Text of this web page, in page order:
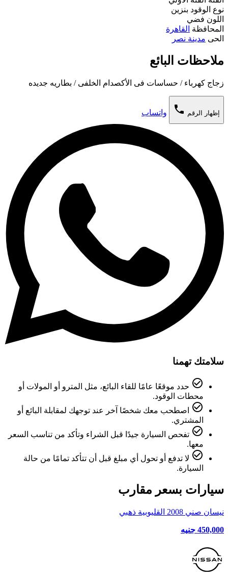
نوع الوقود بنزين
اللون فضي
المحافظة القاهرة
الحى مدينة نصر
ملاحظات البائع
زجاج كهرباء / حساسات فى الأكصدام الخلفى / بطاريه جديده
إظهار الرقم phone واتساب
سلامتك تهمنا
check_circle_outline حدد موقعًا عامًا للقاء البائع، مثل المترو أو المولات أو
محطات الوقود.
check_circle_outline
اصطحب معك شخصًا آخر عند توجهك لمقابلة البائع أو
المشتري.
check_circle_outline تفحص السيارة جيدًا قبل الشراء وتأكد من تناسب السعر
معها.
check_circle_outline لا تدفع أو تحول أي مبلغ قبل أن تتأكد تمامًا من حالة
السيارة.
سيارات بسعر مقارب
نيسان صني 2008 القليوبية ذهبي
450,000 جنيه